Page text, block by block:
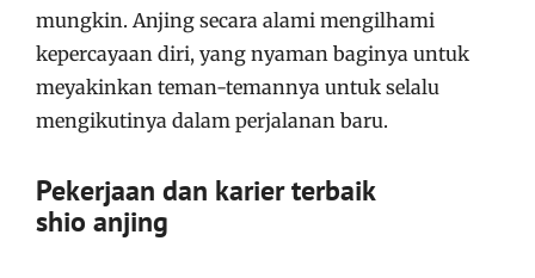
mungkin. Anjing secara alami mengilhami
kepercayaan diri, yang nyaman baginya untuk
meyakinkan teman-temannya untuk selalu
mengikutinya dalam perjalanan baru.
Pekerjaan dan karier terbaik
shio anjing